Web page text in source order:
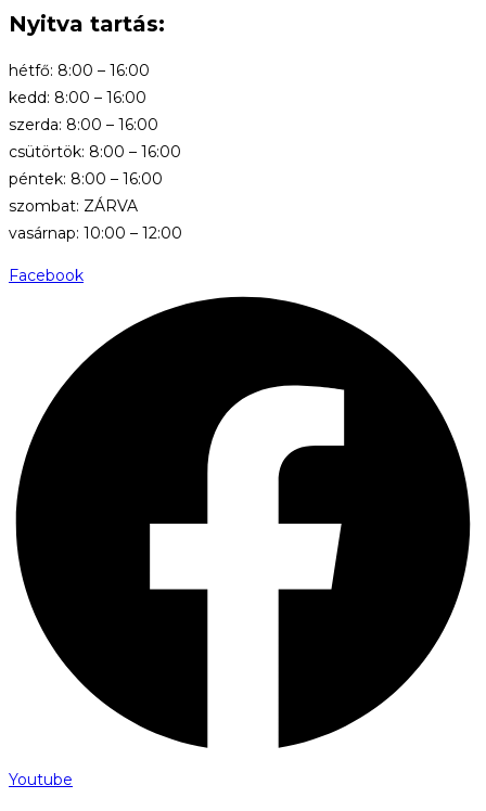
Nyitva tartás:
hétfő: 8:00 – 16:00
kedd: 8:00 – 16:00
szerda: 8:00 – 16:00
csütörtök: 8:00 – 16:00
péntek: 8:00 – 16:00
szombat: ZÁRVA
vasárnap: 10:00 – 12:00
Facebook
Youtube